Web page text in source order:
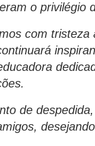
o privilégio
com
de